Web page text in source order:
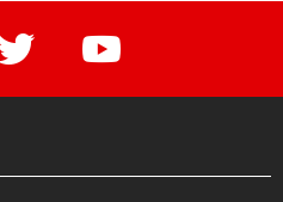
twitter youtube